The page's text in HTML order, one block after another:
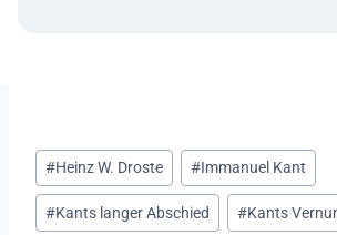
Schlagworte:
#Heinz W. Droste #Immanuel Kant
#Kants langer Abschied #Kants